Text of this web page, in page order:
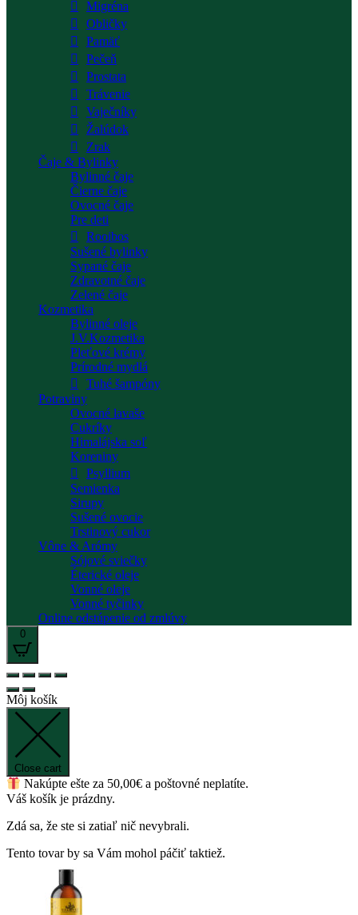
Migréna
Obličky
Pamäť
Pečeň
Prostata
Trávenie
Vaječníky
Žalúdok
Zrak
Čaje & Bylinky
Bylinné čaje
Čierne čaje
Ovocné čaje
Pre deti
Rooibos
Sušené bylinky
Sypané čaje
Zdravotné čaje
Zelené čaje
Kozmetika
Bylinné oleje
J.V.Kozmetika
Pleťové krémy
Prírodné mydlá
Tuhé šampóny
Potraviny
Ovocné lavaše
Cukríky
Himalájska soľ
Koreniny
Psyllium
Semienka
Sirupy
Sušené ovocie
Trstinový cukor
Vône & Arómy
Sójové sviečky
Éterické oleje
Vonné oleje
Vonné tyčinky
Online odstúpenie od zmlúvy
0
Môj košík
Close cart
Nakúpte ešte za 50,00€ a poštovné neplatíte.
Váš košík je prázdny.
Zdá sa, že ste si zatiaľ nič nevybrali.
Tento tovar by sa Vám mohol páčiť taktiež.